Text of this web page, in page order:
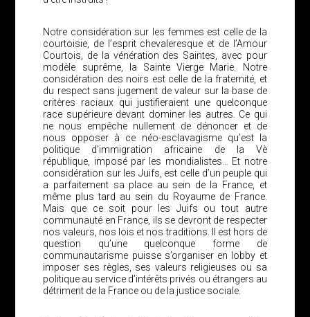
Notre considération sur les femmes est celle de la
courtoisie, de l’esprit chevaleresque et de l’Amour
Courtois, de la vénération des Saintes, avec pour
modèle suprême, la Sainte Vierge Marie. Notre
considération des noirs est celle de la fraternité, et
du respect sans jugement de valeur sur la base de
critères raciaux qui justifieraient une quelconque
race supérieure devant dominer les autres. Ce qui
ne nous empêche nullement de dénoncer et de
nous opposer à ce néo-esclavagisme qu’est la
politique d’immigration africaine de la Vè
république, imposé par les mondialistes… Et notre
considération sur les Juifs, est celle d’un peuple qui
a parfaitement sa place au sein de la France, et
même plus tard au sein du Royaume de France.
Mais que ce soit pour les Juifs ou tout autre
communauté en France, ils se devront de respecter
nos valeurs, nos lois et nos traditions. Il est hors de
question qu’une quelconque forme de
communautarisme puisse s’organiser en lobby et
imposer ses règles, ses valeurs religieuses ou sa
politique au service d’intérêts privés ou étrangers au
détriment de la France ou de la justice sociale.